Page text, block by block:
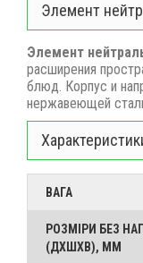
Элемент
Элемент
расширения
блюд. Корпус и
нержавеющей
ВАГА
РОЗМІРИ БЕЗ
(ДХШХВ), ММ